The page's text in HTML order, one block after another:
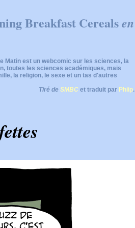
Breakfast Cerealsen
Matin est un webcomic sur les sciences, la
toutes les sciences académiques, mais
la religion, le sexe et un tas d'autres
Tiré de SMBC et traduit par Phiip.